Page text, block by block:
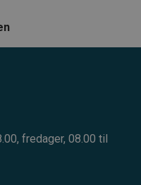
fredager, 08.00 til